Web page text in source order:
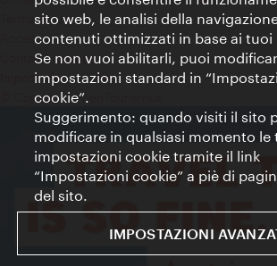
Terms of Use
Accessibilità
Contatto stampa
Impostazioni cookie
© Copyright WienTourismus
sito web, le analisi della
contenuti ottimizzati in base ai tuoi
Se non vuoi abilitarli, puoi
impostazioni standard in
cookie”.
Suggerimento: quando visiti il sito
modificare in qualsiasi momento le
impostazioni cookie tramite il link
“Impostazioni cookie” a piè di
del sito.
IMPOSTAZIONI